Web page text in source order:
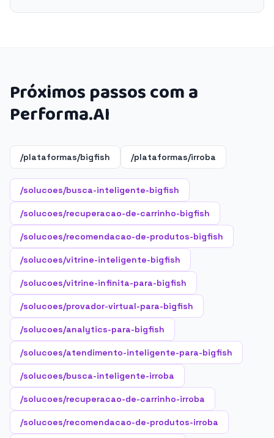
Próximos passos com a
Performa.AI
/plataformas/bigfish /plataformas/irroba
/solucoes/busca-inteligente-bigfish
/solucoes/recuperacao-de-carrinho-bigfish
/solucoes/recomendacao-de-produtos-bigfish
/solucoes/vitrine-inteligente-bigfish
/solucoes/vitrine-infinita-para-bigfish
/solucoes/provador-virtual-para-bigfish
/solucoes/analytics-para-bigfish
/solucoes/atendimento-inteligente-para-bigfish
/solucoes/busca-inteligente-irroba
/solucoes/recuperacao-de-carrinho-irroba
/solucoes/recomendacao-de-produtos-irroba